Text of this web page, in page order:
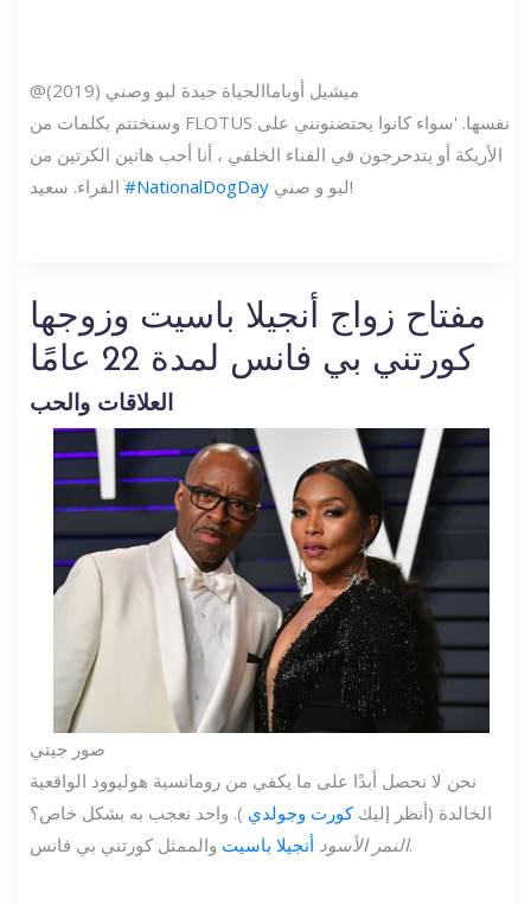
@ميشيل أوباماالحياة جيدة لبو وصني (2019)
وسنختتم بكلمات من FLOTUS نفسها. 'سواء كانوا يحتضنونني على
الأريكة أو يتدحرجون في الفناء الخلفي ، أنا أحب هاتين الكرتين من
#NationalDogDay لبو و صني!
مفتاح زواج أنجيلا باسيت وزوجها
كورتني بي فانس لمدة 22 عامًا
العلاقات والحب
صور جيتي
نحن لا نحصل أبدًا على ما يكفي من رومانسية هوليوود الواقعية
الخالدة (أنظر إليككورت وجولدي ). واحد نعجب به بشكل خاص؟
النمر الأسود أنجيلا باسيت والممثل كورتني بي فانس.